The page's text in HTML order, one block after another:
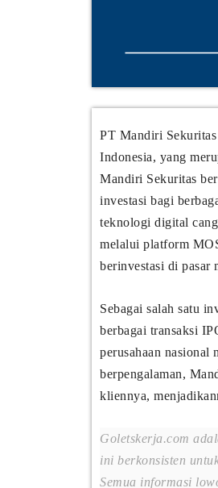
PT Mandiri Sekuritas
Indonesia, yang
Mandiri Sekuritas
investasi bagi
teknologi digital
melalui platform
berinvestasi di pasar
Sebagai salah satu
berbagai transaksi
perusahaan nasional
berpengalaman,
kliennya,
Goletskerja.com
ini berkonsisten
Semua informasi